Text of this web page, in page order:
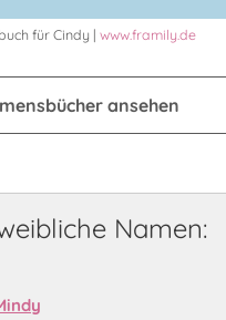
für Cindy | www.framily.de
ansehen
Namen: